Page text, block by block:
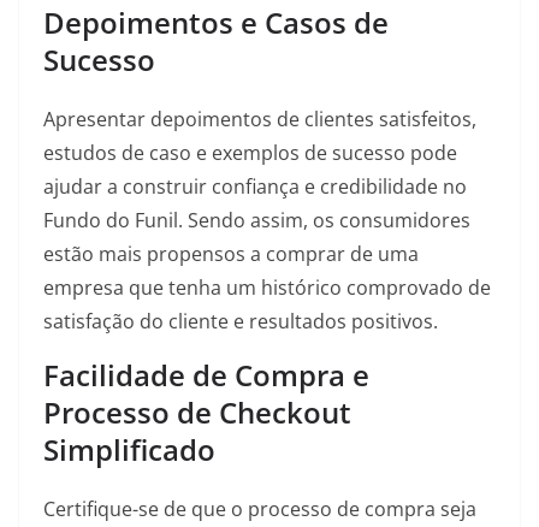
Depoimentos e Casos de
Sucesso
Apresentar depoimentos de clientes satisfeitos,
estudos de caso e exemplos de sucesso pode
ajudar a construir confiança e credibilidade no
Fundo do Funil. Sendo assim, os consumidores
estão mais propensos a comprar de uma
empresa que tenha um histórico comprovado de
satisfação do cliente e resultados positivos.
Facilidade de Compra e
Processo de Checkout
Simplificado
Certifique-se de que o processo de compra seja